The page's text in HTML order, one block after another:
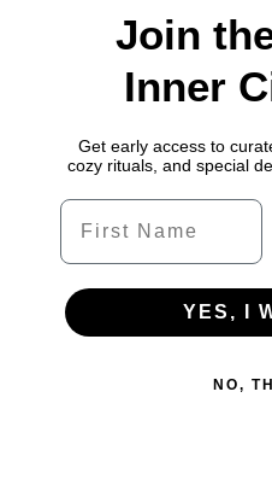
Join
Inner
Get early access to
cozy rituals, and special
Name
YES, I
NO,